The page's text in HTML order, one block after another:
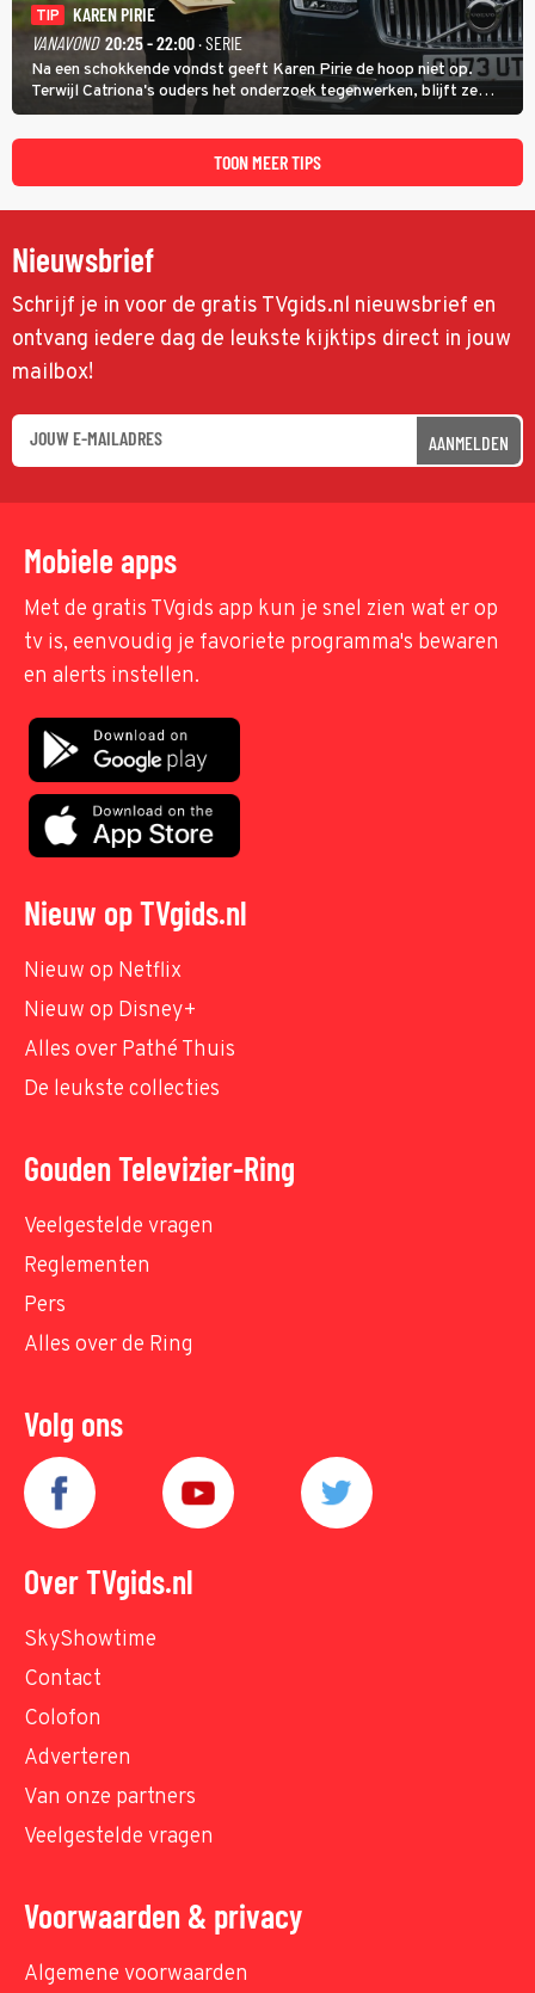
TIP
KAREN PIRIE
VANAVOND 20:25 - 22:00· SERIE
Na een schokkende vondst geeft Karen Pirie de hoop niet op.
Terwijl Catriona's ouders het onderzoek tegenwerken, blijft ze
speuren naar Adam. In deze slotaflevering van Karen Pirie leidt het
spoor via Frankrijk en Italië naar Malta.
TOON MEER TIPS
Nieuwsbrief
Schrijf je in voor de gratis TVgids.nl nieuwsbrief en
ontvang iedere dag de leukste kijktips direct in jouw
mailbox!
AANMELDEN
Mobiele apps
Met de gratis TVgids app kun je snel zien wat er op
tv is, eenvoudig je favoriete programma's bewaren
en alerts instellen.
Nieuw op TVgids.nl
Nieuw op Netflix
Nieuw op Disney+
Alles over Pathé Thuis
De leukste collecties
Gouden Televizier-Ring
Veelgestelde vragen
Reglementen
Pers
Alles over de Ring
Volg ons
Over TVgids.nl
SkyShowtime
Contact
Colofon
Adverteren
Van onze partners
Veelgestelde vragen
Voorwaarden & privacy
Algemene voorwaarden